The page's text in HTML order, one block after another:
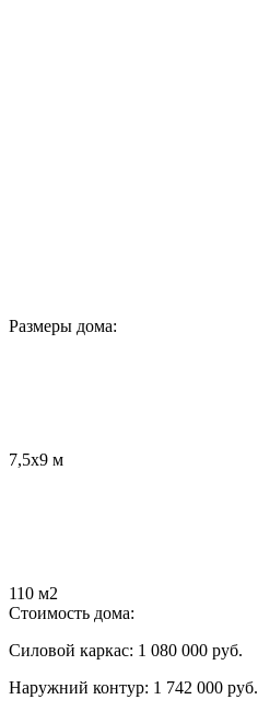
Размеры дома:
7,5х9 м
110 м2
Стоимость дома:
Силовой каркас: 1 080 000 руб.
Наружний контур: 1 742 000 руб.